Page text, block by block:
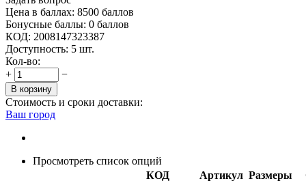
Цена в баллах: 8500 баллов
Бонусные баллы: 0 баллов
КОД: 2008147323387
Доступность: 5 шт.
Кол-во:
+
−
В корзину
Стоимость и сроки доставки:
Ваш город
Просмотреть список опций
КОД
Артикул Размеры